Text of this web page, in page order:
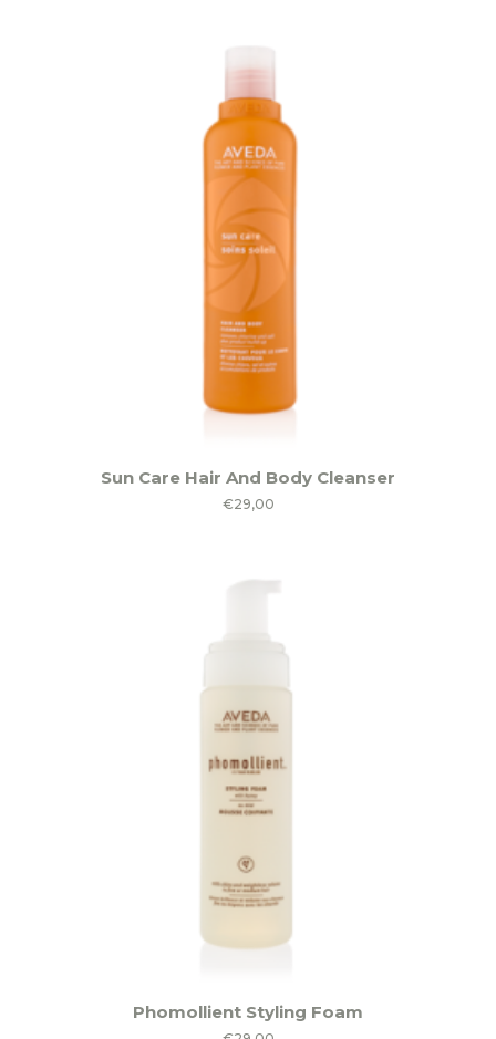
Sun Care Hair And Body Cleanser
€29,00
Phomollient Styling Foam